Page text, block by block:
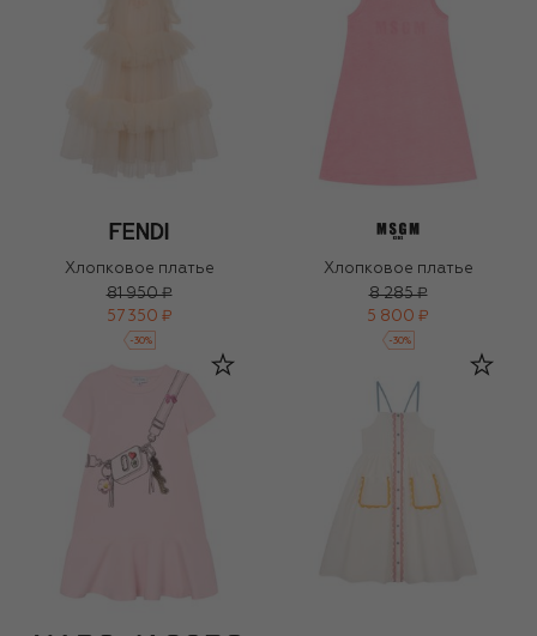
Хлопковое платье
81 950 ₽
57 350 ₽
-30%
Хлопковое платье
8 285 ₽
5 800 ₽
-30%